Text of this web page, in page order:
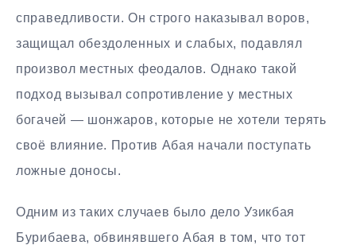
справедливости. Он строго наказывал воров,
защищал обездоленных и слабых, подавлял
произвол местных феодалов. Однако такой
подход вызывал сопротивление у местных
богачей — шонжаров, которые не хотели терять
своё влияние. Против Абая начали поступать
ложные доносы.
Одним из таких случаев было дело Узикбая
Бурибаева, обвинявшего Абая в том, что тот